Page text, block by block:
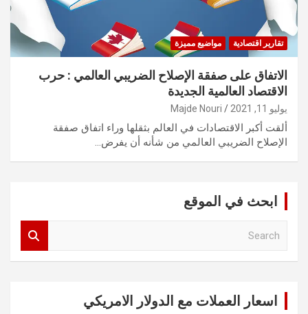
تقارير اقتصادية مواضيع مميزة
الاتفاق على صفقة الإصلاح الضريبي العالمي : حرب
الاقتصاد العالمية الجديدة
يوليو 11, 2021 Majde Nouri
ألقت أكبر الاقتصادات في العالم بثقلها وراء اتفاق صفقة
الإصلاح الضريبي العالمي من شأنه أن يفرض…
ابحث في الموقع
اسعار العملات مع الدولار الامريكي